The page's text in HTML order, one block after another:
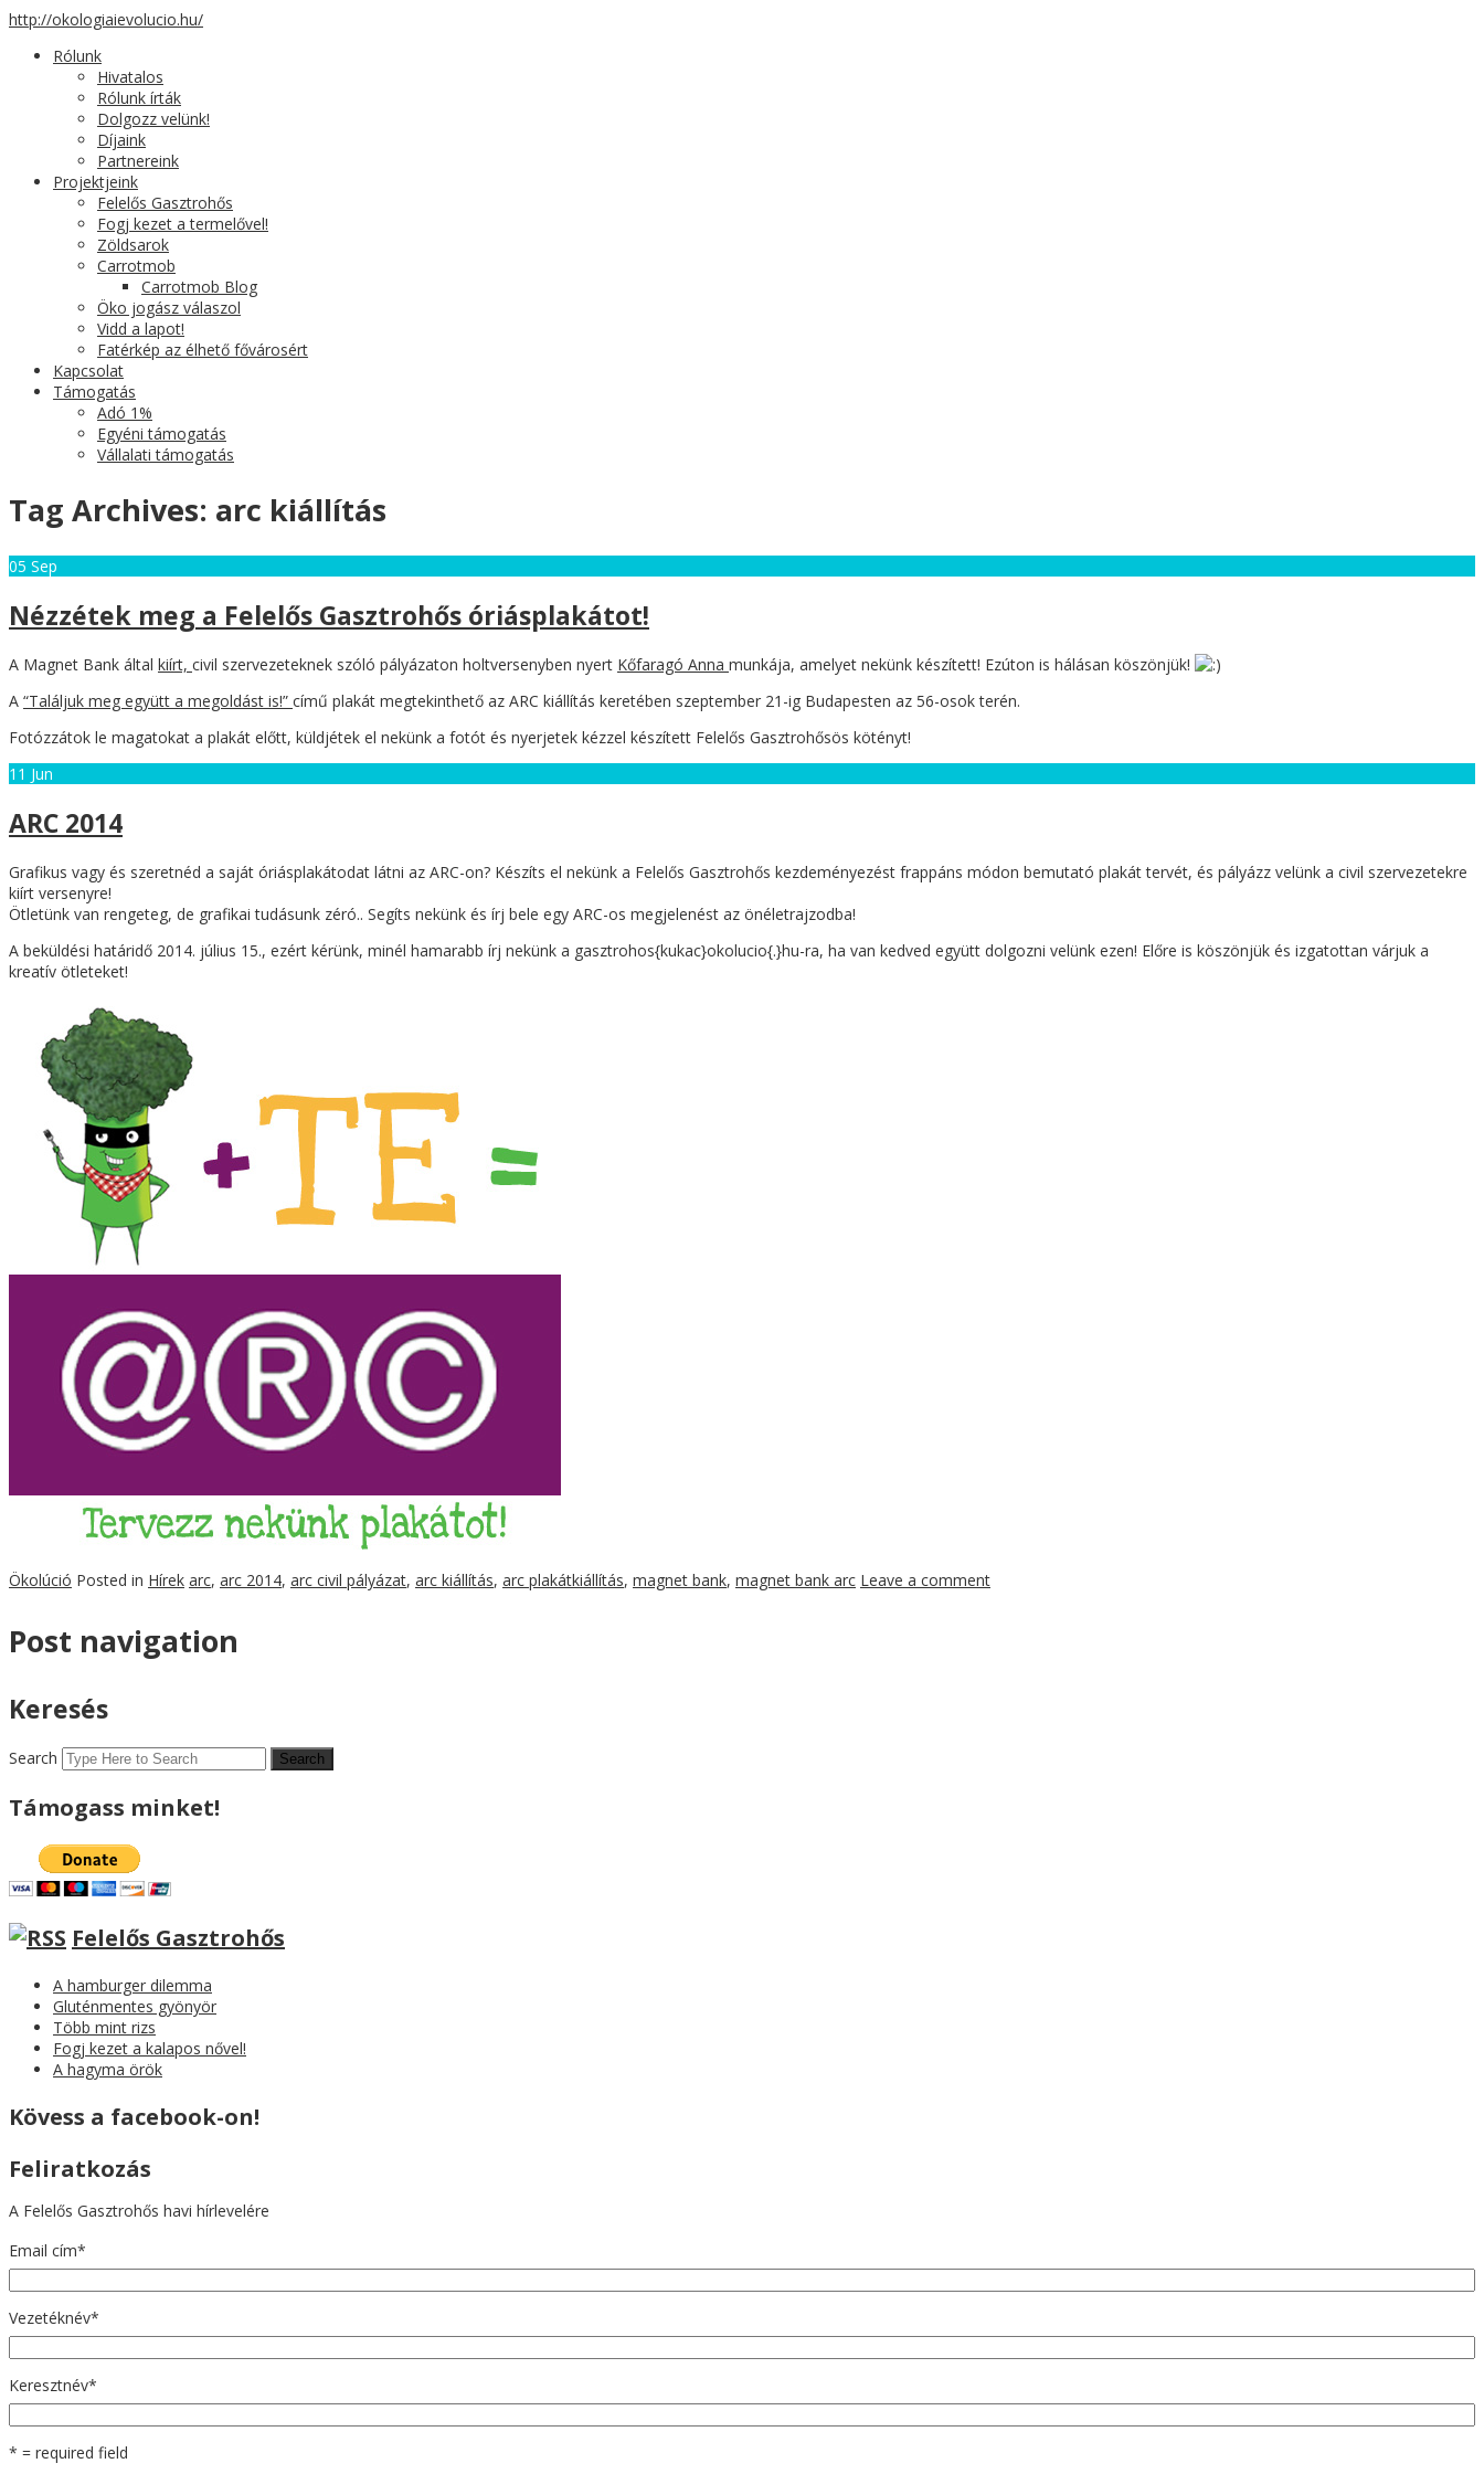
http://okologiaievolucio.hu/
Rólunk
Hivatalos
Rólunk írták
Dolgozz velünk!
Díjaink
Partnereink
Projektjeink
Felelős Gasztrohős
Fogj kezet a termelővel!
Zöldsarok
Carrotmob
Carrotmob Blog
Öko jogász válaszol
Vidd a lapot!
Fatérkép az élhető fővárosért
Kapcsolat
Támogatás
Adó 1%
Egyéni támogatás
Vállalati támogatás
Tag Archives: arc kiállítás
05 Sep
Nézzétek meg a Felelős Gasztrohős óriásplakátot!
A Magnet Bank által kiírt, civil szervezeteknek szóló pályázaton holtversenyben nyert Kőfaragó Anna munkája, amelyet nekünk készített! Ezúton is hálásan köszönjük!
A “Találjuk meg együtt a megoldást is!” című plakát megtekinthető az ARC kiállítás keretében szeptember 21-ig Budapesten az 56-osok terén.
Fotózzátok le magatokat a plakát előtt, küldjétek el nekünk a fotót és nyerjetek kézzel készített Felelős Gasztrohősös kötényt!
11 Jun
ARC 2014
Grafikus vagy és szeretnéd a saját óriásplakátodat látni az ARC-on? Készíts el nekünk a Felelős Gasztrohős kezdeményezést frappáns módon bemutató plakát tervét, és pályázz velünk a civil szervezetekre
kiírt versenyre!
Ötletünk van rengeteg, de grafikai tudásunk zéró.. Segíts nekünk és írj bele egy ARC-os megjelenést az önéletrajzodba!
A beküldési határidő 2014. július 15., ezért kérünk, minél hamarabb írj nekünk a gasztrohos{kukac}okolucio{.}hu-ra, ha van kedved együtt dolgozni velünk ezen! Előre is köszönjük és izgatottan várjuk a
kreatív ötleteket!
Ökolúció Posted in Hírek arc, arc 2014, arc civil pályázat, arc kiállítás, arc plakátkiállítás, magnet bank, magnet bank arc Leave a comment
Post navigation
Keresés
Search
Támogass minket!
Felelős Gasztrohős
A hamburger dilemma
Gluténmentes gyönyör
Több mint rizs
Fogj kezet a kalapos nővel!
A hagyma örök
Kövess a facebook-on!
Feliratkozás
A Felelős Gasztrohős havi hírlevelére
Email cím*
Vezetéknév*
Keresztnév*
* = required field